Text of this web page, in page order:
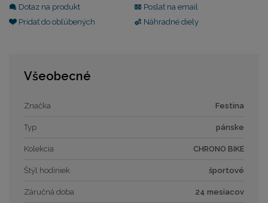
Dotaz na produkt
Poslať na email
Pridať do obľúbených
Náhradné diely
Všeobecné
Značka Festina
Typ pánske
Kolekcia CHRONO BIKE
Štýl hodiniek športové
Záručná doba 24 mesiacov